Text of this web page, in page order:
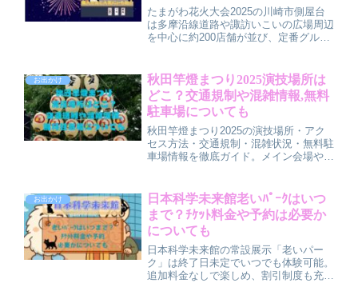
たまがわ花火大会2025の川崎市側屋台
は多摩沿線道路や諏訪いこいの広場周辺
を中心に約200店舗が並び、定番グルメ
ークは17〜19時。花火と一緒に屋台グ
ルメを満喫するコツをまとめました。
お出かけ
秋田竿燈まつり2025演技場所は
どこ？交通規制や混雑情報,無料
駐車場についても
秋田竿燈まつり2025の演技場所・アク
セス方法・交通規制・混雑状況・無料駐
車場情報を徹底ガイド。メイン会場や観
族連れや初めての方も安心できる充実の
内容です。
お出かけ
日本科学未来館老いﾊﾟｰｸはいつ
まで？ﾁｹｯﾄ料金や予約は必要か
についても
日本科学未来館の常設展示「老いパー
ク」は終了日未定でいつでも体験可能。
追加料金なしで楽しめ、割引制度も充